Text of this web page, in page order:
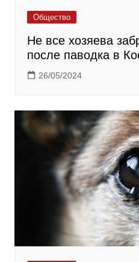
Общество
Не все хозяева
после паводка в
26/05/2024